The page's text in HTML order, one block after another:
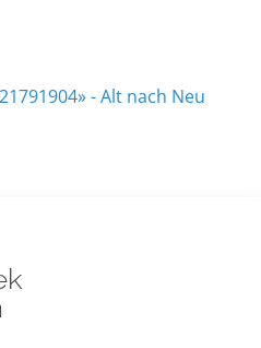
- Alt nach Neu